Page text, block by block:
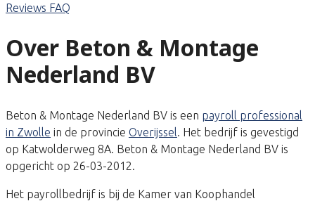
Reviews FAQ
Over Beton & Montage
Nederland BV
Beton & Montage Nederland BV is een payroll professional
in Zwolle in de provincie Overijssel. Het bedrijf is gevestigd
op Katwolderweg 8A. Beton & Montage Nederland BV is
opgericht op 26-03-2012.
Het payrollbedrijf is bij de Kamer van Koophandel